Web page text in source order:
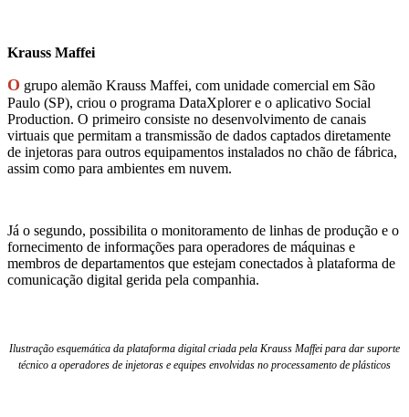
Krauss Maffei
O grupo alemão Krauss Maffei, com unidade comercial em São
Paulo (SP), criou o programa DataXplorer e o aplicativo Social
Production. O primeiro consiste no desenvolvimento de canais
virtuais que permitam a transmissão de dados captados diretamente
de injetoras para outros equipamentos instalados no chão de fábrica,
assim como para ambientes em nuvem.
Já o segundo, possibilita o monitoramento de linhas de produção e o
fornecimento de informações para operadores de máquinas e
membros de departamentos que estejam conectados à plataforma de
comunicação digital gerida pela companhia.
Ilustração esquemática da plataforma digital criada pela Krauss Maffei para dar suporte
técnico a operadores de injetoras e equipes envolvidas no processamento de plásticos